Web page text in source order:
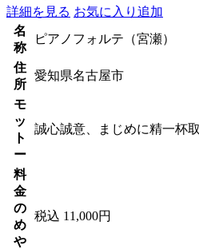
詳細を見る お気に入り追加
名
称
ピアノフォルテ（宮瀬）
住
所
愛知県名古屋市
モ
ッ
ト
ー
誠心誠意、まじめに精一杯
料
金
の
め
や
税込 11,000円